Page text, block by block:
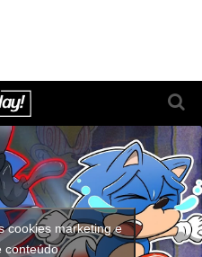
cookies marketing e
conteúdo